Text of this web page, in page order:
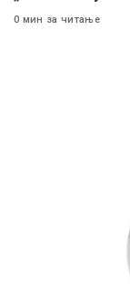
0 мин за читање